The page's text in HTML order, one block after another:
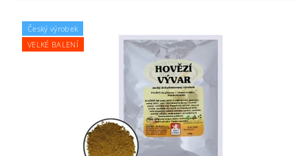
Český výrobek
VELKÉ BALENÍ